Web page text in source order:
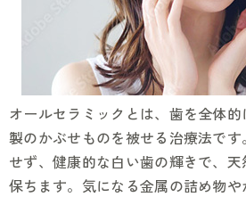
オールセラミックとは、歯を全体
製のかぶせものを被せる治療法で
せず、健康的な白い歯の輝きで、
保ちます。気になる金属の詰め物